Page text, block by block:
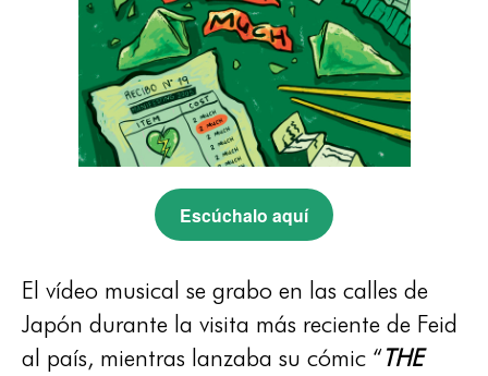
Escúchalo aquí
El vídeo musical se grabo en las calles de
Japón durante la visita más reciente de Feid
al país, mientras lanzaba su cómic “THE